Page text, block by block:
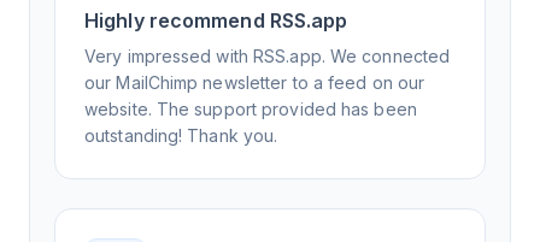
Honestly, it has been an exceptional
experience, and I will be pushing everyone I
know to RSS.app for their RSS needs.
Highly recommend RSS.app
Very impressed with RSS.app. We connected
our MailChimp newsletter to a feed on our
website. The support provided has been
outstanding! Thank you.